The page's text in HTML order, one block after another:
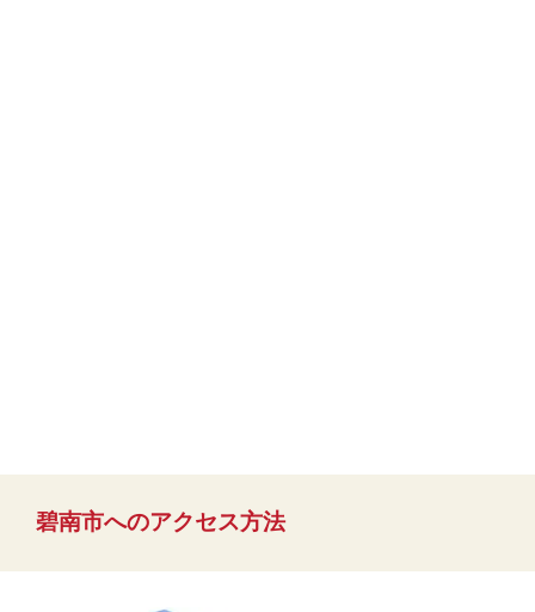
碧南市へのアクセス方法